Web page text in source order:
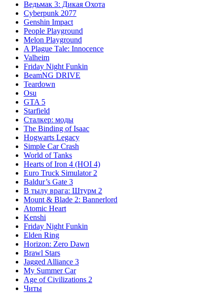
Ведьмак 3: Дикая Охота
Cyberpunk 2077
Genshin Impact
People Playground
Melon Playground
A Plague Tale: Innocence
Valheim
Friday Night Funkin
BeamNG DRIVE
Teardown
Osu
GTA 5
Starfield
Сталкер: моды
The Binding of Isaac
Hogwarts Legacy
Simple Car Crash
World of Tanks
Hearts of Iron 4 (HOI 4)
Euro Truck Simulator 2
Baldur’s Gate 3
В тылу врага: Штурм 2
Mount & Blade 2: Bannerlord
Atomic Heart
Kenshi
Friday Night Funkin
Elden Ring
Horizon: Zero Dawn
Brawl Stars
Jagged Alliance 3
My Summer Car
Age of Civilizations 2
Читы